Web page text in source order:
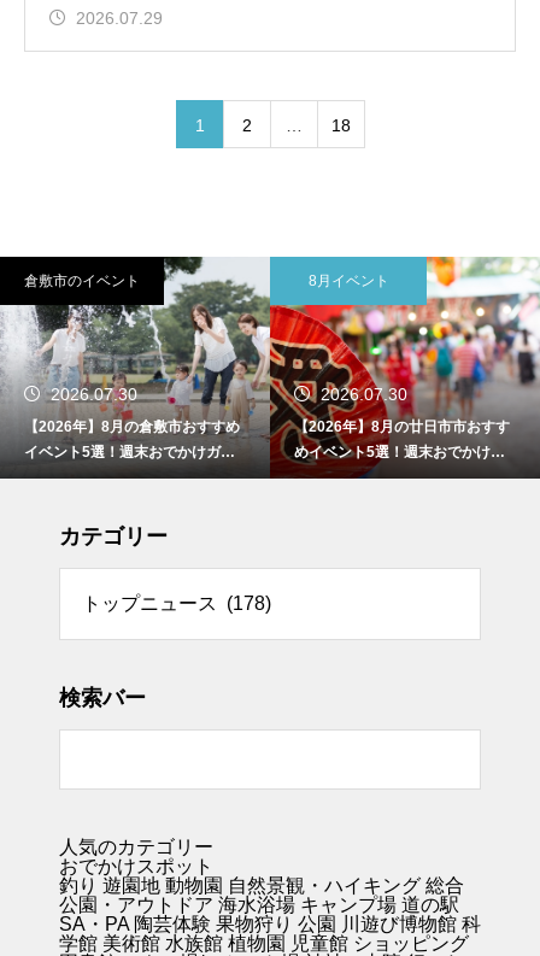
2026.07.29
1 2 18
8月イベント
2026.07.30
【2026年】8月の廿日市市おすす
めイベント5選！週末おでかけガ
イド
8月イベント
2026.07.30
【2026年】8月の津山市おす
イベント5選！週末おでかけ
ド
カテゴリー
検索バー
人気のカテゴリー
おでかけスポット
釣り 遊園地 動物園 自然景観・ハイキング 総合
公園・アウトドア 海水浴場 キャンプ場 道の駅
SA・PA 陶芸体験 果物狩り 公園 川遊び博物館 科
学館 美術館 水族館 植物園 児童館 ショッピング